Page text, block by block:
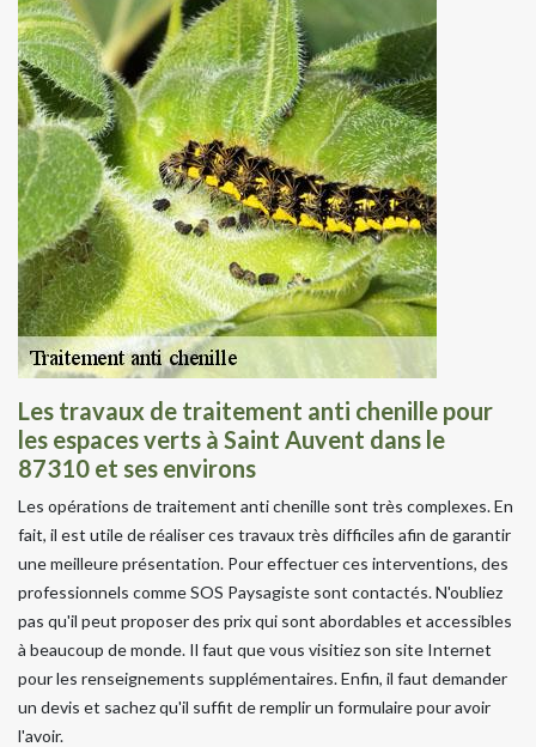
Les travaux de traitement anti chenille pour
les espaces verts à Saint Auvent dans le
87310 et ses environs
Les opérations de traitement anti chenille sont très complexes. En
fait, il est utile de réaliser ces travaux très difficiles afin de garantir
une meilleure présentation. Pour effectuer ces interventions, des
professionnels comme SOS Paysagiste sont contactés. N'oubliez
pas qu'il peut proposer des prix qui sont abordables et accessibles
à beaucoup de monde. Il faut que vous visitiez son site Internet
pour les renseignements supplémentaires. Enfin, il faut demander
un devis et sachez qu'il suffit de remplir un formulaire pour avoir
l'avoir.